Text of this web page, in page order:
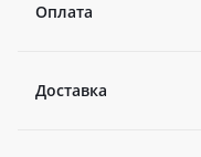
Оплата
Доставка